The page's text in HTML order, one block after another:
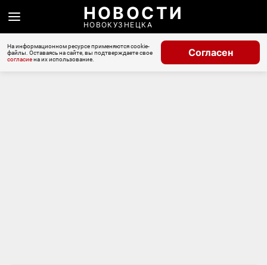
НОВОСТИ
НОВОКУЗНЕЦКА
На информационном ресурсе применяются cookie-
файлы. Оставаясь на сайте, вы подтверждаете свое
согласиена их использование.
Согласен